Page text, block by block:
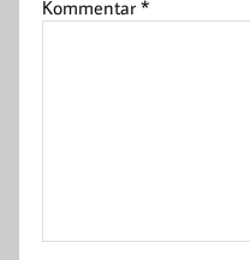
Kommentar*